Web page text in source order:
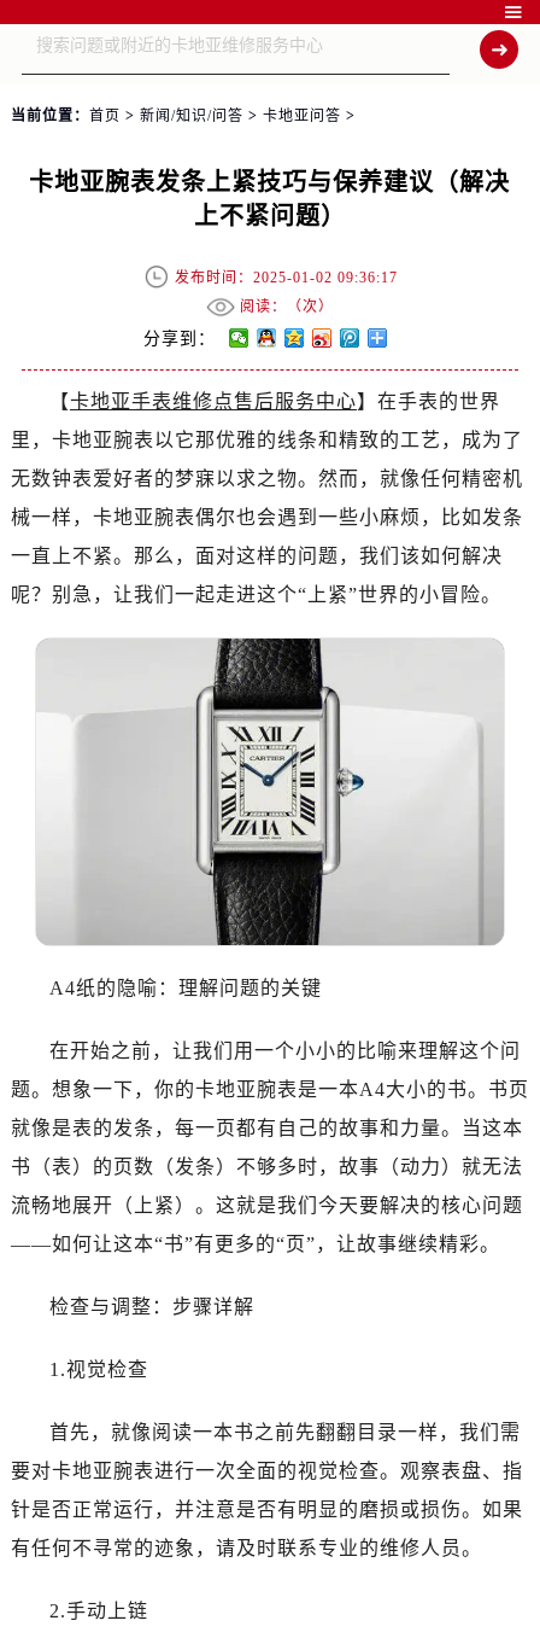

当前位置： 首页 > 新闻/知识/问答 > 卡地亚问答 >
卡地亚腕表发条上紧技巧与保养建议（解决
上不紧问题）
发布时间：2025-01-02 09:36:17
阅读：（次）
分享到：
【卡地亚手表维修点售后服务中心】在手表的世界
里，卡地亚腕表以它那优雅的线条和精致的工艺，成为了
无数钟表爱好者的梦寐以求之物。然而，就像任何精密机
械一样，卡地亚腕表偶尔也会遇到一些小麻烦，比如发条
一直上不紧。那么，面对这样的问题，我们该如何解决
呢？别急，让我们一起走进这个“上紧”世界的小冒险。
A4纸的隐喻：理解问题的关键
在开始之前，让我们用一个小小的比喻来理解这个问
题。想象一下，你的卡地亚腕表是一本A4大小的书。书页
就像是表的发条，每一页都有自己的故事和力量。当这本
书（表）的页数（发条）不够多时，故事（动力）就无法
流畅地展开（上紧）。这就是我们今天要解决的核心问题
——如何让这本“书”有更多的“页”，让故事继续精彩。
检查与调整：步骤详解
1.视觉检查
首先，就像阅读一本书之前先翻翻目录一样，我们需
要对卡地亚腕表进行一次全面的视觉检查。观察表盘、指
针是否正常运行，并注意是否有明显的磨损或损伤。如果
有任何不寻常的迹象，请及时联系专业的维修人员。
2.手动上链